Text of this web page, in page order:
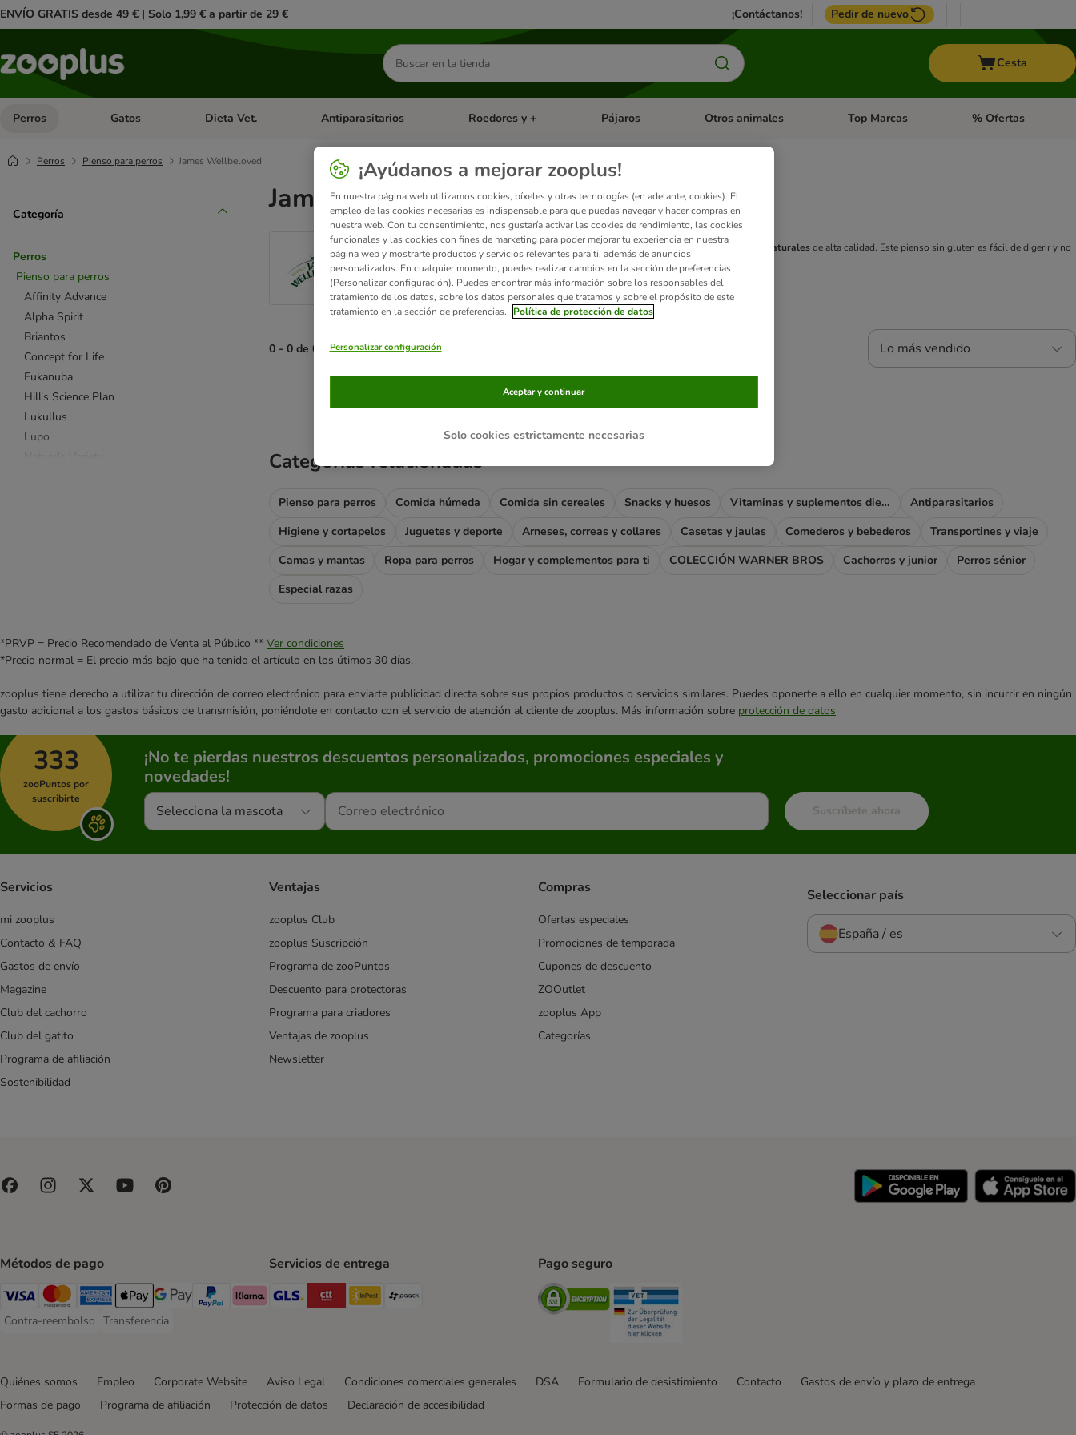
ENVÍO GRATIS desde 49 € | Solo 1,99 € a partir de 29 € ¡Contáctanos! Pedir de nuevo
Buscar
productos
Cesta
Perros Menú de categoria abierto: Perros
Gatos Menú de categoria abierto: Gatos
Dieta Vet. Menú de categoria abierto: Dieta Vet.
Antiparasitarios Menú de categoria abierto: Antiparasitarios
Roedores y + Menú de categoria abierto: Roedores y +
Pájaros Menú de categoria abierto: Pájaros
Otros animales Menú de categoria abierto: Otros animales
Top Marcas Menú de categoria
% Ofertas
Perros Pienso para perros James Wellbeloved
Categoría
Perros
Pienso para perros
Affinity Advance
Alpha Spirit
Briantos
Concept for Life
Eukanuba
Hill's Science Plan
Lukullus
Lupo
Natural
Prensada en frío
Light
Vegetariana y vegana
Cachorros
Sénior
Esterilizados
Razas pequeñas (Small y Mini)
Cordero
Dietas veterinarias
Affinity Advance
Affinity Advance Veterinary Diets
Affinity Ultima
Almo Nature
animonda
Applaws
Bewi Dog
Bozita
Brit
BugBell
Calibra
Carnilove
James Wellbeloved pienso para perros
James Wellbeloved es un pienso hipoalergénico completo elaborado con ingredientes naturalesde alta calidad. Este pienso sin gluten es fácil de digerir y no
incorpora colorantes ni conservantes naturales.
0 - 0 de 0 resultados Lo más vendido
Categorías relacionadas
Pienso para perros Comida húmeda Comida sin cereales Snacks y huesos Vitaminas y suplementos dietéticos
Antiparasitarios
Higiene y cortapelos
Juguetes y deporte Arneses, correas y collares Casetas y jaulas Comederos y bebederos
Transportines y viaje
Camas y mantas
Ropa para perros Hogar y complementos para ti COLECCIÓN WARNER BROS Cachorros y junior
Perros sénior
Especial razas
*PRVP = Precio Recomendado de Venta al Público ** Ver condiciones
*Precio normal = El precio más bajo que ha tenido el artículo en los útimos 30 días.
zooplus tiene derecho a utilizar tu dirección de correo electrónico para enviarte publicidad directa sobre sus propios productos o servicios similares. Puedes oponerte a ello en cualquier momento, sin incurrir en ningún
gasto adicional a los gastos básicos de transmisión, poniéndote en contacto con el servicio de atención al cliente de zooplus. Más información sobre protección de datos
333
zooPuntos por
suscribirte
¡No te pierdas nuestros descuentos personalizados, promociones especiales y
novedades!
Selecciona la mascota Suscríbete ahora
Servicios
mi zooplus
Contacto & FAQ
Gastos de envío
Magazine
Club del cachorro
Club del gatito
Programa de afiliación
Sostenibilidad
Ventajas
zooplus Club
zooplus Suscripción
Programa de zooPuntos
Descuento para protectoras
Programa para criadores
Ventajas de zooplus
Newsletter
Compras
Ofertas especiales
Promociones de temporada
Cupones de descuento
ZOOutlet
zooplus App
Categorías
Seleccionar país
España / es
Métodos de pago
Visa Payment Method
Mastercard Payment Method
American Express Payment Method
Apple Pay Payment Method
Google Pay Payment Method
PayPal Payment Method
Klarna Payment Method
Contra-reembolso
Contra-reembolso Payment Method
Transferencia
Transferencia Payment Method
Servicios de entrega
GLS Shipping Method
CTTExpress Shipping Method
InPost Shipping Method
Pago seguro
Security
Quiénes somos Empleo Corporate Website Aviso Legal Condiciones comerciales generales DSA Formulario de desistimiento Contacto
Gastos de envío y plazo de entrega
Formas de pago
Programa de afiliación Protección de datos Declaración de accesibilidad
¡Ayúdanos a mejorar zooplus!
En nuestra página web utilizamos cookies, píxeles y otras tecnologías (en adelante, cookies). El
empleo de las cookies necesarias es indispensable para que puedas navegar y hacer compras en
nuestra web. Con tu consentimiento, nos gustaría activar las cookies de rendimiento, las cookies
funcionales y las cookies con fines de marketing para poder mejorar tu experiencia en nuestra
página web y mostrarte productos y servicios relevantes para ti, además de anuncios
personalizados. En cualquier momento, puedes realizar cambios en la sección de preferencias
(Personalizar configuración). Puedes encontrar más información sobre los responsables del
tratamiento de los datos, sobre los datos personales que tratamos y sobre el propósito de este
tratamiento en la sección de preferencias.
Política de protección de datos
Personalizar configuración
Solo cookies estrictamente necesarias
Aceptar y continuar